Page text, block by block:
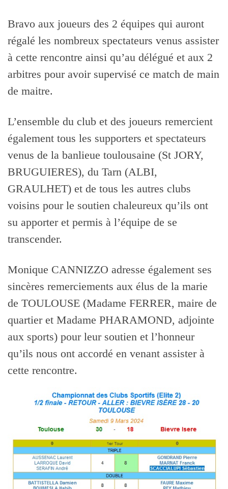
Bravo aux joueurs des 2 équipes qui auront
régalé les nombreux spectateurs venus assister
à cette rencontre ainsi qu’au délégué et aux 2
arbitres pour avoir supervisé ce match de main
de maitre.
L’ensemble du club et des joueurs remercient
également tous les supporters et spectateurs
venus de la banlieue toulousaine (St JORY,
BRUGUIERES), du Tarn (ALBI,
GRAULHET) et de tous les autres clubs
voisins pour le soutien chaleureux qu’ils ont
su apporter et permis à l’équipe de se
transcender.
Monique CANNIZZO adresse également ses
sincères remerciements aux élus de la marie
de TOULOUSE (Madame FERRER, maire de
quartier et Madame PHARAMOND, adjointe
aux sports) pour leur soutien et l’honneur
qu’ils nous ont accordé en venant assister à
cette rencontre.